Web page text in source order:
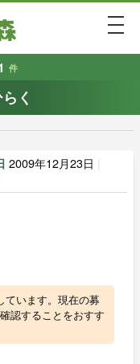
件
く
す
2009年12月23日
ています。現在の募
認することをおすす